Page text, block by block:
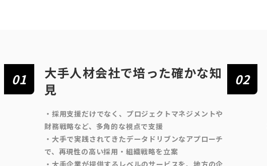
01
大手人材会社で培った確かな知
見
・採用支援だけでなく、プロジェクトマネジメントや
財務戦略など、多角的な視点で支援
・大手で実践されてきたデータドリブンなアプローチ
で、再現性の高い採用・組織戦略を立案
・大手企業が提供するレベルのサービスを、地方の企
02